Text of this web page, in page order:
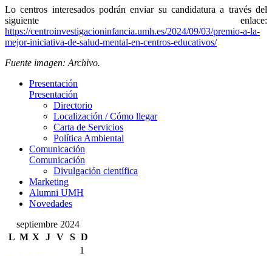
Lo centros interesados podrán enviar su candidatura a través del
siguiente enlace:
https://centroinvestigacioninfancia.umh.es/2024/09/03/premio-a-la-
mejor-iniciativa-de-salud-mental-en-centros-educativos/
Fuente imagen: Archivo.
Presentación
Presentación
Directorio
Localización / Cómo llegar
Carta de Servicios
Política Ambiental
Comunicación
Comunicación
Divulgación científica
Marketing
Alumni UMH
Novedades
septiembre 2024
L M X J V S D
1